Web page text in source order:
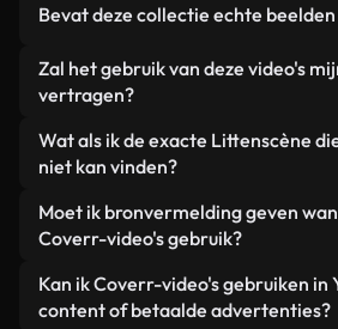
Bevat deze collectie echte
Beide. Dit is een hybride
uit echte, door mensen gefilmde
video's. Elke video is duidelijk
altijd weet wat je gebruikt.
Zal het gebruik van deze video's
vertragen?
Niet als u voor onze
kiest. Wij bieden lichtgewicht,
achtergrond. Zo blijft de
laadtijden geminimaliseerd en
statistieken zoals LCP
Wat als ik de exacte Littenscène
niet kan vinden?
Met Coverr AI Studio maak je
Beschrijf de scène –
enkele seconden een
voldoet aan onze
Moet ik bronvermelding geven
Coverr-video's gebruik?
Naamsvermelding is niet vereist.
onze stockbibliotheek zijn
Kan ik Coverr-video's gebruiken in
content of betaalde advertenties?